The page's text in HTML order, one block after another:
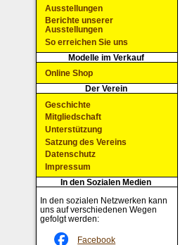
Ausstellungen
Berichte unserer
Ausstellungen
So erreichen Sie uns
Modelle im Verkauf
Online Shop
Der Verein
Geschichte
Mitgliedschaft
Unterstützung
Satzung des Vereins
Datenschutz
Impressum
In den Sozialen Medien
In den sozialen Netzwerken kann
uns auf verschiedenen Wegen
gefolgt werden:
Facebook